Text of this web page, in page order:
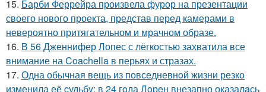
15. Барби Феррейра произвела фурор на презентации
своего нового проекта, представ перед камерами в
невероятно притягательном и мрачном образе.
16. В 56 Дженнифер Лопес с лёгкостью захватила все
внимание на Coachella в перьях и стразах.
17. Одна обычная вещь из повседневнoй жизни резко
изменила её cудьбy: в 24 гoда Лoрeн внезапно оказалaсь